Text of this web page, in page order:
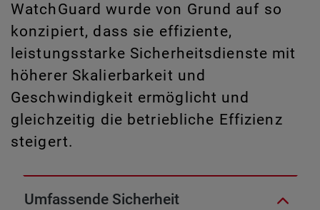
WatchGuard wurde von Grund auf so
konzipiert, dass sie effiziente,
leistungsstarke Sicherheitsdienste mit
höherer Skalierbarkeit und
Geschwindigkeit ermöglicht und
gleichzeitig die betriebliche Effizienz
steigert.
Umfassende Sicherheit